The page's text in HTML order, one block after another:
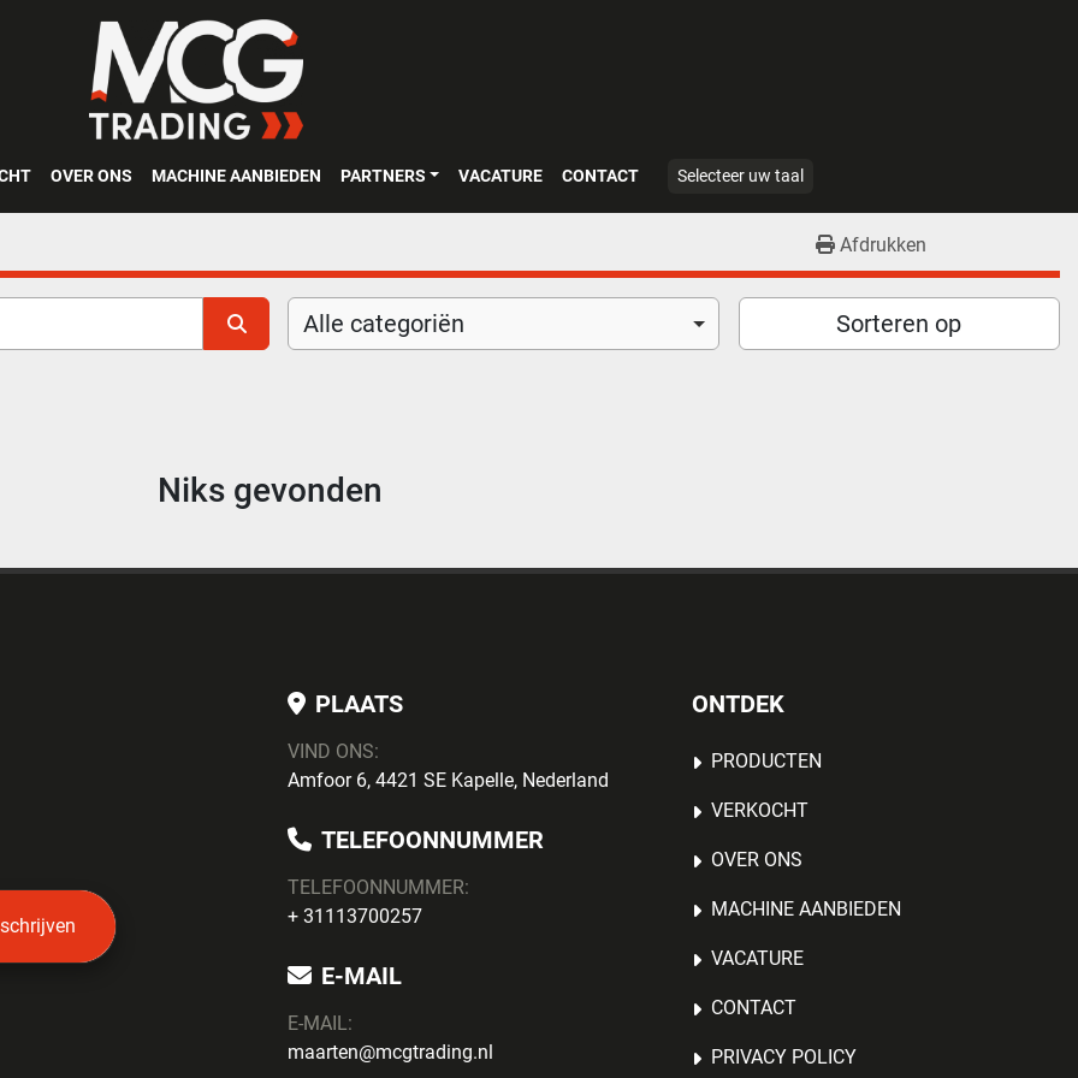
OVER ONS MACHINE AANBIEDEN PARTNERS VACATURE CONTACT Selecteer uw taal
Afdrukken
Alle categoriën Sorteren op
Niks gevonden
PLAATS
VIND ONS:
Amfoor 6, 4421 SE Kapelle, Nederland
TELEFOONNUMMER
TELEFOONNUMMER:
+ 31113700257
E-MAIL
E-MAIL:
maarten@mcgtrading.nl
ONTDEK
PRODUCTEN
VERKOCHT
OVER ONS
MACHINE AANBIEDEN
VACATURE
CONTACT
PRIVACY POLICY